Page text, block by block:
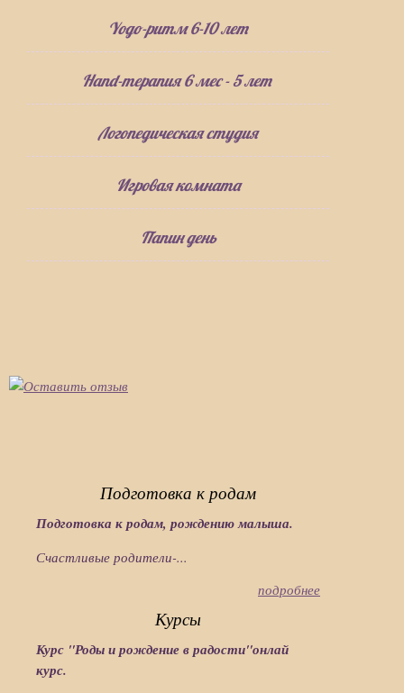
Yogo-ритм 6-10 лет
Hand-терапия 6 мес - 5 лет
Логопедическая студия
Игровая комната
Папин день
Подготовка к родам
Подготовка к родам, рождению малыша.
Счастливые родители-...
подробнее
Курсы
Курс "Роды и рождение в радости"онлай
курс.